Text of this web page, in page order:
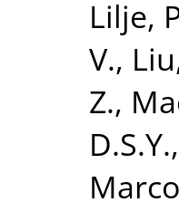
Lilje,
V.,
Z.,
D.S.Y.,